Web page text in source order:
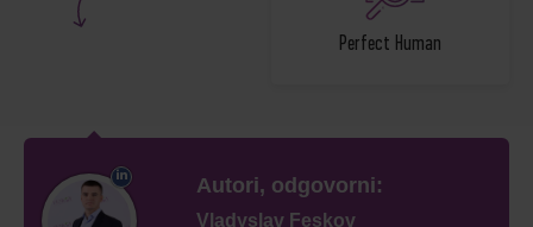
Perfect Human
Autori, odgovorni:
Vladyslav Feskov